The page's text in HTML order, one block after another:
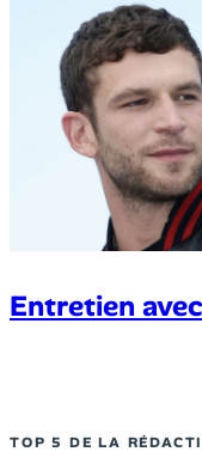
Entretien
TOP 5 DE LA